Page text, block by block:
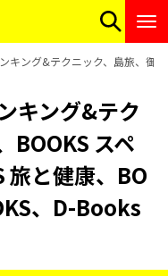
キング&テクニック、島旅、御
キング&テク
BOOKS スペ
旅と健康、BO
、D-Books